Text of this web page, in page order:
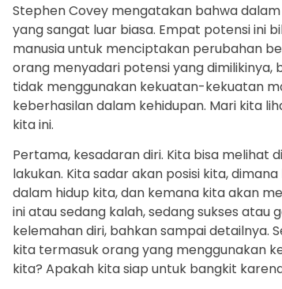
Stephen Covey mengatakan bahwa
yang sangat luar biasa. Empat potensi ini
manusia untuk menciptakan perubahan
orang menyadari potensi yang
tidak menggunakan kekuatan-kekuatan
keberhasilan dalam kehidupan. Mari kita
kita ini.
Pertama, kesadaran diri. Kita bisa melihat
lakukan. Kita sadar akan posisi kita,
dalam hidup kita, dan kemana kita akan
ini atau sedang kalah, sedang sukses
kelemahan diri, bahkan sampai detailnya.
kita termasuk orang yang menggunakan
kita? Apakah kita siap untuk bangkit